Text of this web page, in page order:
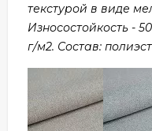
текстурой в виде
Износостойкость -
г/м2. Состав: